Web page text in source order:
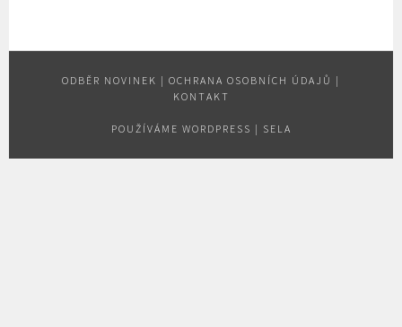
ODBĚR NOVINEK | OCHRANA OSOBNÍCH ÚDAJŮ |
KONTAKT
POUŽÍVÁME WORDPRESS | SELA